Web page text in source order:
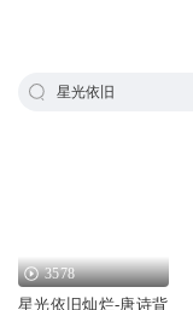
星光依旧
3578
星光依旧灿烂-唐诗背